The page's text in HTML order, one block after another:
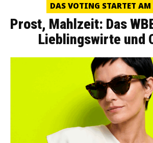
DAS VOTING STARTET
Prost, Mahlzeit: Das
Lieblingswirte und